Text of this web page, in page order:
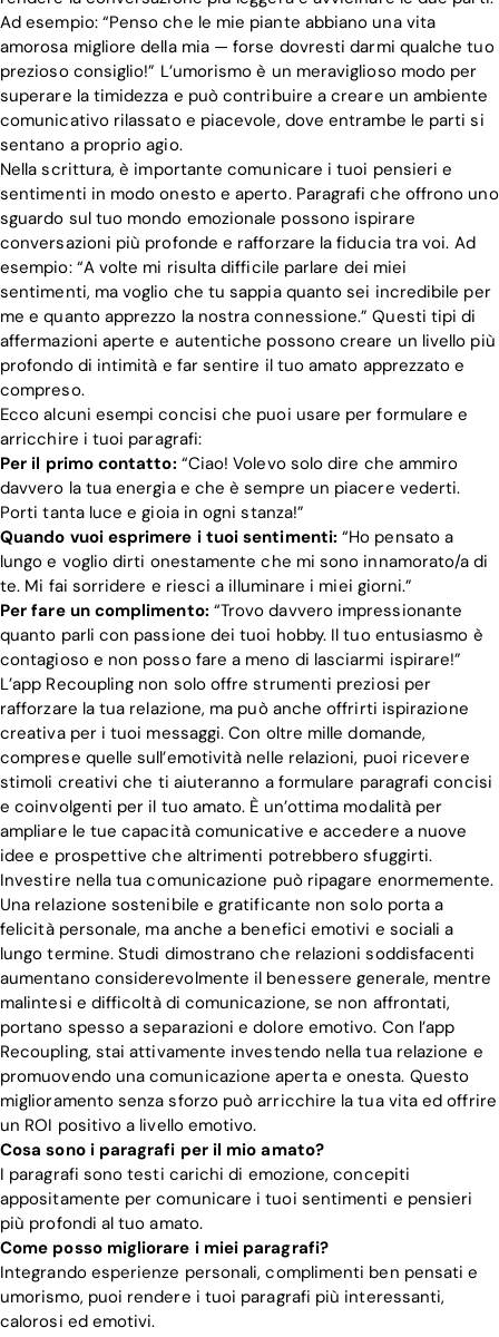
Ad esempio: “Penso che le mie piante abbiano una vita
amorosa migliore della mia — forse dovresti darmi qualche tuo
prezioso consiglio!” L’umorismo è un meraviglioso modo per
superare la timidezza e può contribuire a creare un ambiente
comunicativo rilassato e piacevole, dove entrambe le parti si
sentano a proprio agio.
Nella scrittura, è importante comunicare i tuoi pensieri e
sentimenti in modo onesto e aperto. Paragrafi che offrono uno
sguardo sul tuo mondo emozionale possono ispirare
conversazioni più profonde e rafforzare la fiducia tra voi. Ad
esempio: “A volte mi risulta difficile parlare dei miei
sentimenti, ma voglio che tu sappia quanto sei incredibile per
me e quanto apprezzo la nostra connessione.” Questi tipi di
affermazioni aperte e autentiche possono creare un livello più
profondo di intimità e far sentire il tuo amato apprezzato e
compreso.
Ecco alcuni esempi concisi che puoi usare per formulare e
arricchire i tuoi paragrafi:
Per il primo contatto: “Ciao! Volevo solo dire che ammiro
davvero la tua energia e che è sempre un piacere vederti.
Porti tanta luce e gioia in ogni stanza!”
Quando vuoi esprimere i tuoi sentimenti: “Ho pensato a
lungo e voglio dirti onestamente che mi sono innamorato/a di
te. Mi fai sorridere e riesci a illuminare i miei giorni.”
Per fare un complimento: “Trovo davvero impressionante
quanto parli con passione dei tuoi hobby. Il tuo entusiasmo è
contagioso e non posso fare a meno di lasciarmi ispirare!”
L’app Recoupling non solo offre strumenti preziosi per
rafforzare la tua relazione, ma può anche offrirti ispirazione
creativa per i tuoi messaggi. Con oltre mille domande,
comprese quelle sull’emotività nelle relazioni, puoi ricevere
stimoli creativi che ti aiuteranno a formulare paragrafi concisi
e coinvolgenti per il tuo amato. È un’ottima modalità per
ampliare le tue capacità comunicative e accedere a nuove
idee e prospettive che altrimenti potrebbero sfuggirti.
Investire nella tua comunicazione può ripagare enormemente.
Una relazione sostenibile e gratificante non solo porta a
felicità personale, ma anche a benefici emotivi e sociali a
lungo termine. Studi dimostrano che relazioni soddisfacenti
aumentano considerevolmente il benessere generale, mentre
malintesi e difficoltà di comunicazione, se non affrontati,
portano spesso a separazioni e dolore emotivo. Con l’app
Recoupling, stai attivamente investendo nella tua relazione e
promuovendo una comunicazione aperta e onesta. Questo
miglioramento senza sforzo può arricchire la tua vita ed offrire
un ROI positivo a livello emotivo.
Cosa sono i paragrafi per il mio amato?
I paragrafi sono testi carichi di emozione, concepiti
appositamente per comunicare i tuoi sentimenti e pensieri
più profondi al tuo amato.
Come posso migliorare i miei paragrafi?
Integrando esperienze personali, complimenti ben pensati e
umorismo, puoi rendere i tuoi paragrafi più interessanti,
calorosi ed emotivi.